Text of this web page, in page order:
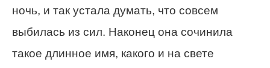
ночь, и так устала думать, что совсем
выбилась из сил. Наконец она сочинила
такое длинное имя, какого и на свете